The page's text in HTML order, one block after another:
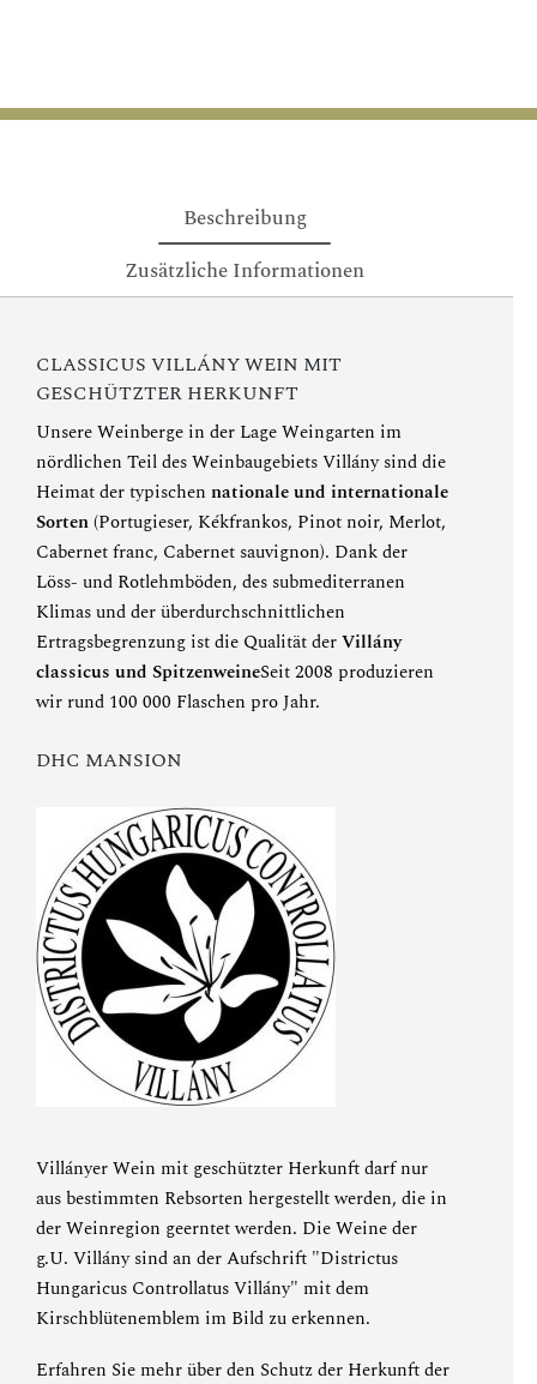
Beschreibung
Zusätzliche Informationen
CLASSICUS VILLÁNY WEIN MIT
GESCHÜTZTER HERKUNFT
Unsere Weinberge in der Lage Weingarten im
nördlichen Teil des Weinbaugebiets Villány sind die
Heimat der typischen nationale und internationale
Sorten(Portugieser, Kékfrankos, Pinot noir, Merlot,
Cabernet franc, Cabernet sauvignon). Dank der
Löss- und Rotlehmböden, des submediterranen
Klimas und der überdurchschnittlichen
Ertragsbegrenzung ist die Qualität derVillány
classicus und SpitzenweineSeit 2008 produzieren
wir rund 100 000 Flaschen pro Jahr.
DHC MANSION
Villányer Wein mit geschützter Herkunft darf nur
aus bestimmten Rebsorten hergestellt werden, die in
der Weinregion geerntet werden. Die Weine der
g.U. Villány sind an der Aufschrift "Districtus
Hungaricus Controllatus Villány" mit dem
Kirschblütenemblem im Bild zu erkennen.
Erfahren Sie mehr über den Schutz der Herkunft der